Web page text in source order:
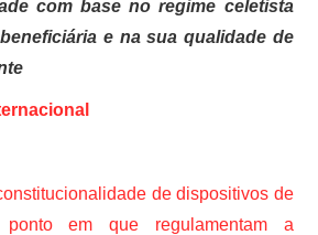
com base no regime celetista
e na sua qualidade de
de dispositivos de
em que regulamentam a